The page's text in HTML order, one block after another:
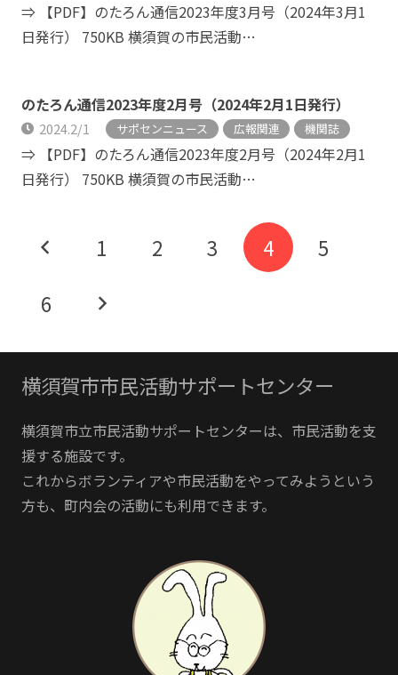
⇒ 【PDF】のたろん通信2023年度3月号（2024年3月1
日発行） 750KB 横須賀の市民活動…
のたろん通信2023年度2月号（2024年2月1日発行）
2024.2/1 サポセンニュース 広報関連 機関誌
⇒ 【PDF】のたろん通信2023年度2月号（2024年2月1
日発行） 750KB 横須賀の市民活動…
1 2 3 4
5
6
横須賀市市民活動サポートセンター
横須賀市立市民活動サポートセンターは、市民活動を支
援する施設です。
これからボランティアや市民活動をやってみようという
方も、町内会の活動にも利用できます。